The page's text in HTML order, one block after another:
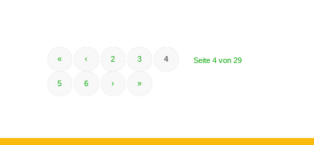
Seite 4 von 29
« ‹ 2 3 4
5 6 › »